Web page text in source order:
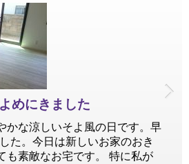
めにきました
かな涼しいそよ風の日です。早
た。今日は新しいお家のおき
も素敵なお宅です。 特に私が